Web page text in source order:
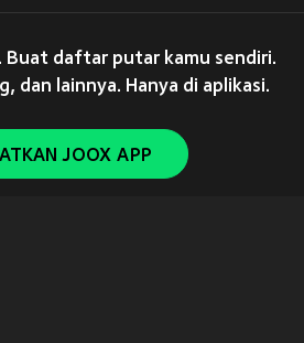
daftar putar kamu sendiri.
dan lainnya. Hanya di aplikasi.
JOOX APP